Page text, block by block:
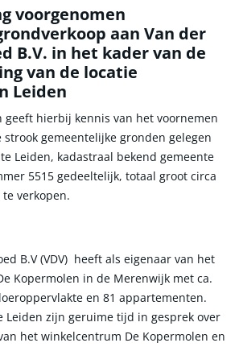
voorgenomen
aan Van der
B.V. in het kader van de
van de locatie
Leiden
geeft hierbij kennis van het voornemen
gemeentelijke gronden gelegen
Leiden, kadastraal bekend gemeente
5515 gedeeltelijk, totaal groot circa
te verkopen.
B.V (VDV) heeft als eigenaar van het
Kopermolen in de Merenwijk met ca.
en 81 appartementen.
Leiden zijn geruime tijd in gesprek over
het winkelcentrum De Kopermolen en